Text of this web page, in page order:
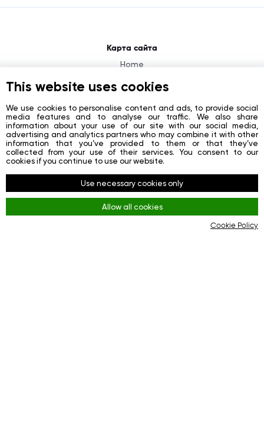
Карта сайта
Home
About
Contacts
Registration
Login
Социальные сети
Facebook
This website uses cookies
We use cookies to personalise content and ads, to provide social
media features and to analyse our traffic. We also share
information about your use of our site with our social media,
advertising and analytics partners who may combine it with other
information that you’ve provided to them or that they’ve
collected from your use of their services. You consent to our
cookies if you continue to use our website.
Use necessary cookies only
Allow all cookies
Cookie Policy